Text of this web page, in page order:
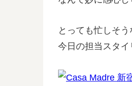
とっても忙しそ
今日の担当スタ